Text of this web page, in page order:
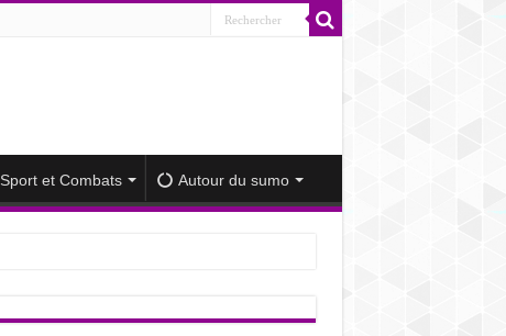
Sport et Combats Autour du sumo